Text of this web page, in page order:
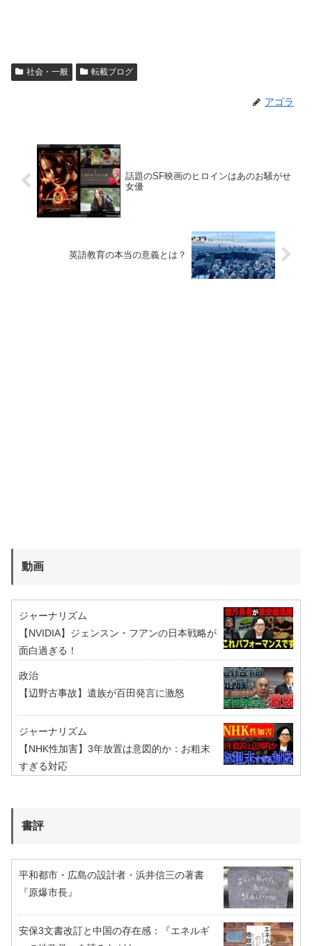
社会・一般 転載ブログ
アゴラ
話題のSF映画のヒロインはあのお騒がせ
女優
英語教育の本当の意義とは？
動画
ジャーナリズム
【NVIDIA】ジェンスン・フアンの日本戦略が
面白過ぎる！
政治
【辺野古事故】遺族が百田発言に激怒
ジャーナリズム
【NHK性加害】3年放置は意図的か：お粗末
すぎる対応
書評
平和都市・広島の設計者・浜井信三の著書
『原爆市長』
安保3文書改訂と中国の存在感：『エネルギ